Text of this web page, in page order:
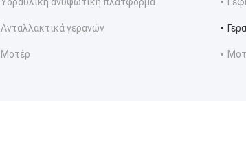
Υδραυλική ανυψωτική πλατφόρμα
Ανταλλακτικά γερανών
Μοτέρ